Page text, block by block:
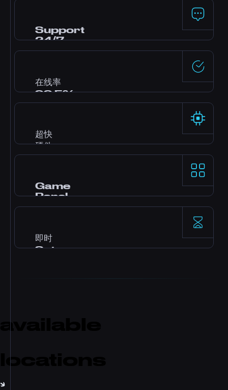
server 也能保持在线。
Support
24/7
chat、Discord 和工单联系。大多数问题几分钟内解
答。
在线率
99.5%
超快
硬件
Game
Panel
即时
Setup